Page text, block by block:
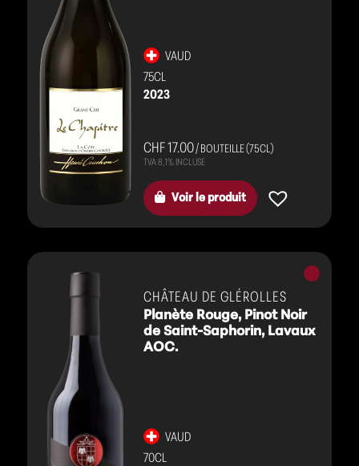
VAUD
75CL
2023
CHF 17.00/ BOUTEILLE (75CL)
Voir le produit
Vins
CHÂTEAU DE GLÉROLLES
Planète Rouge, Pinot Noir
de Saint-Saphorin, Lavaux
AOC.
VAUD
70CL